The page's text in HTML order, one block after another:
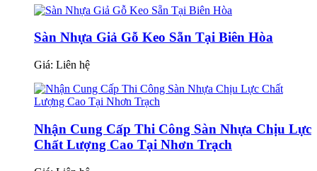
Sàn Nhựa Giả Gỗ Keo Sẵn Tại Biên Hòa
Giá: Liên hệ
Nhận Cung Cấp Thi Công Sàn Nhựa Chịu Lực
Chất Lượng Cao Tại Nhơn Trạch